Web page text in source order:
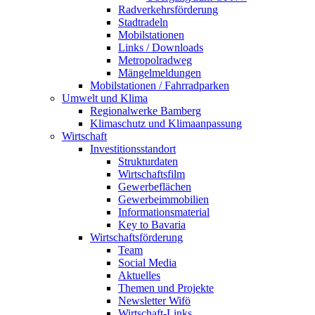
Radverkehrsförderung
Stadtradeln
Mobilstationen
Links / Downloads
Metropolradweg
Mängelmeldungen
Mobilstationen / Fahrradparken
Umwelt und Klima
Regionalwerke Bamberg
Klimaschutz und Klimaanpassung
Wirtschaft
Investitionsstandort
Strukturdaten
Wirtschaftsfilm
Gewerbeflächen
Gewerbeimmobilien
Informationsmaterial
Key to Bavaria
Wirtschaftsförderung
Team
Social Media
Aktuelles
Themen und Projekte
Newsletter Wifö